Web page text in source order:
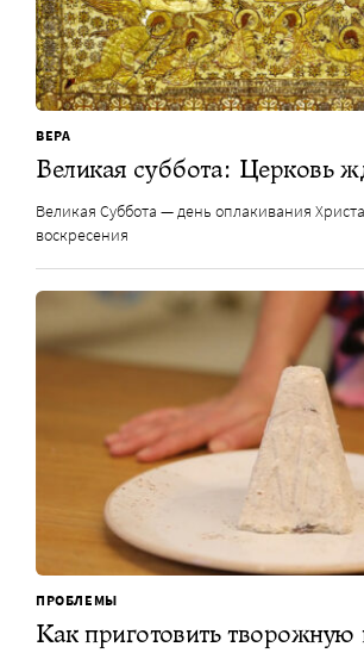
ВЕРА
Великая суббота: Церковь
Великая Суббота — день оплакивания
воскресения
ПРОБЛЕМЫ
Как приготовить творожную